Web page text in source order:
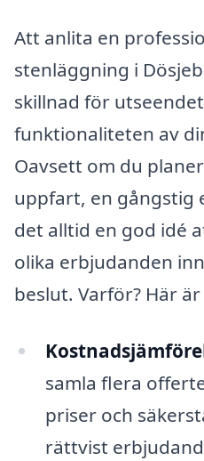
Att anlita en
stenläggning i
skillnad för
funktionaliteten av
Oavsett om du
uppfart, en gångstig
det alltid en god idé
olika erbjudanden
beslut. Varför? Här
samla flera
priser och
rättvist